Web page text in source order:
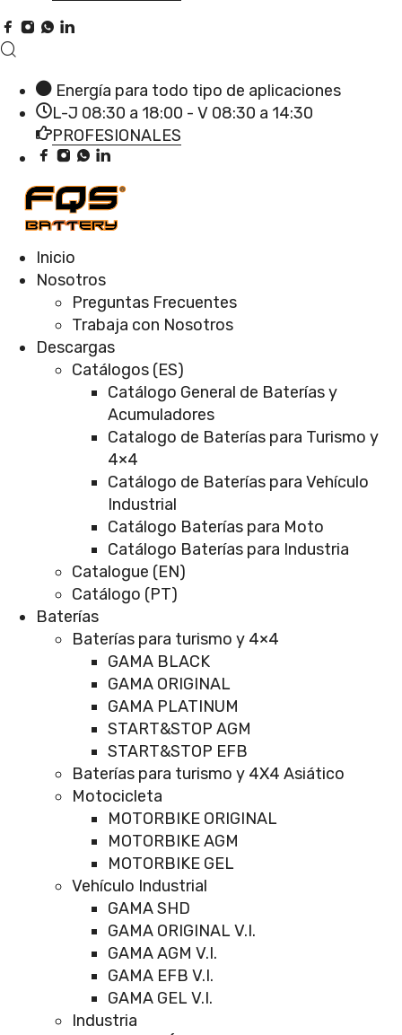
Energía para todo tipo de aplicaciones
L-J 08:30 a 18:00 - V 08:30 a 14:30
PROFESIONALES
Inicio
Nosotros
Preguntas Frecuentes
Trabaja con Nosotros
Descargas
Catálogos (ES)
Catálogo General de Baterías y
Acumuladores
Catalogo de Baterías para Turismo y
4×4
Catálogo de Baterías para Vehículo
Industrial
Catálogo Baterías para Moto
Catálogo Baterías para Industria
Catalogue (EN)
Catálogo (PT)
Baterías
Baterías para turismo y 4×4
GAMA BLACK
GAMA ORIGINAL
GAMA PLATINUM
START&STOP AGM
START&STOP EFB
Baterías para turismo y 4X4 Asiático
Motocicleta
MOTORBIKE ORIGINAL
MOTORBIKE AGM
MOTORBIKE GEL
Vehículo Industrial
GAMA SHD
GAMA ORIGINAL V.I.
GAMA AGM V.I.
GAMA EFB V.I.
GAMA GEL V.I.
Industria